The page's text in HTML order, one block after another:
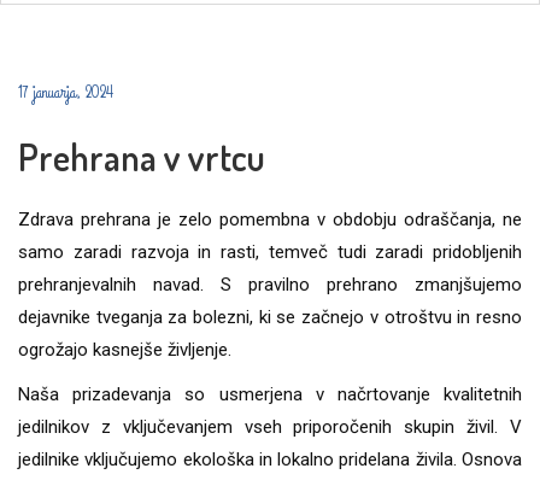
17 januarja, 2024
Prehrana v vrtcu
Zdrava prehrana je zelo pomembna v obdobju odraščanja, ne
samo zaradi razvoja in rasti, temveč tudi zaradi pridobljenih
prehranjevalnih navad. S pravilno prehrano zmanjšujemo
dejavnike tveganja za bolezni, ki se začnejo v otroštvu in resno
ogrožajo kasnejše življenje.
Naša prizadevanja so usmerjena v načrtovanje kvalitetnih
jedilnikov z vključevanjem vseh priporočenih skupin živil. V
jedilnike vključujemo ekološka in lokalno pridelana živila. Osnova